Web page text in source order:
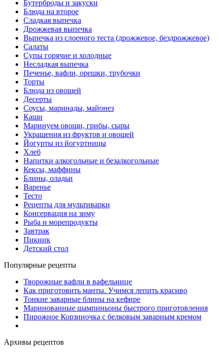
Бутерброды и закуски
Блюда на второе
Сладкая выпечка
Дрожжевая выпечка
Выпечка из слоеного теста (дрожжевое, бездрожжевое)
Салаты
Супы горячие и холодные
Несладкая выпечка
Печенье, вафли, орешки, трубочки
Торты
Блюда из овощей
Десерты
Соусы, маринады, майонез
Каши
Маринуем овощи, грибы, сыры
Украшения из фруктов и овощей
Йогурты из йогуртницы
Хлеб
Напитки алкогольные и безалкогольные
Кексы, маффины
Блины, оладьи
Варенье
Тесто
Рецепты для мультиварки
Консервация на зиму
Рыба и морепродукты
Завтрак
Пикник
Детский стол
Популярные рецепты
Творожные вафли в вафельнице
Как приготовить манты. Учимся лепить красиво
Тонкие заварные блины на кефире
Маринованные шампиньоны быстрого приготовления
Пирожное Корзиночка с белковым заварным кремом
Архивы рецептов